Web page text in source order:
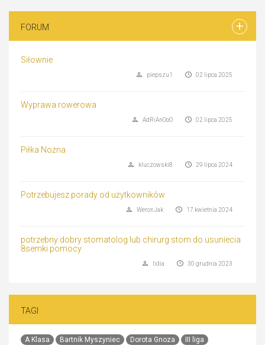
FORUM
Siłownie
02 lipca 2025
piepszu1
Wyprawa rowerowa
02 lipca 2025
AdRiAnOoO
Piłka Nożna
29 lipca 2024
kluczowski8
Potrzebujesz porady od użytkowników
17 kwietnia 2024
WeronJak
potrzebny dobry stomatolog lub chirurg stom do usuniecia
8semki pomocy
30 grudnia 2023
lidia
TAGI
A Klasa Bartnik Myszyniec Dorota Gnoza III liga